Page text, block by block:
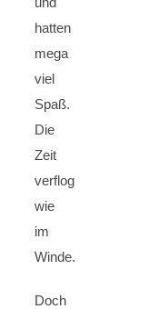
hatten
mega
viel
Spaß.
Die
Zeit
verflog
wie
im
Winde.
Doch